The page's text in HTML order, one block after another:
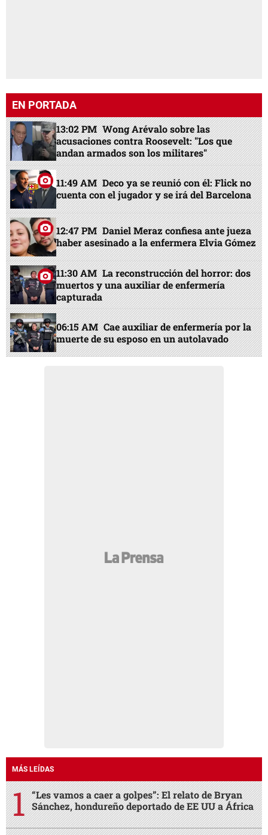
EN PORTADA
13:02 PM Wong Arévalo sobre las
acusaciones contra Roosevelt: "Los que
andan armados son los militares"
11:49 AM Deco ya se reunió con él: Flick no
cuenta con el jugador y se irá del Barcelona
12:47 PM Daniel Meraz confiesa ante jueza
haber asesinado a la enfermera Elvia Gómez
11:30 AM La reconstrucción del horror: dos
muertos y una auxiliar de enfermería
capturada
06:15 AM Cae auxiliar de enfermería por la
muerte de su esposo en un autolavado
MÁS LEÍDAS
“Les vamos a caer a golpes”: El relato de Bryan
Sánchez, hondureño deportado de EE UU a África